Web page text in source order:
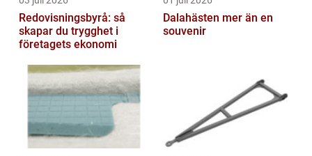
Redovisningsbyrå: så
skapar du trygghet i
företagets ekonomi
Dalahästen mer än en
souvenir